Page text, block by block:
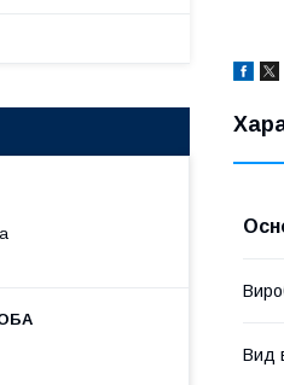
Вид